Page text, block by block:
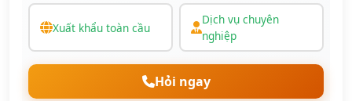
Xuất khẩu toàn cầu
Dịch vụ chuyên
nghiệp
Hỏi ngay